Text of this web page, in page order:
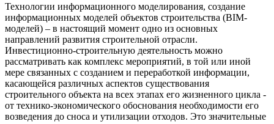
Технологии информационного моделирования, создание
информационных моделей объектов строительства (BIM-
моделей) – в настоящий момент одно из основных
направлений развития строительной отрасли.
Инвестиционно-строительную деятельность можно
рассматривать как комплекс мероприятий, в той или иной
мере связанных с созданием и переработкой информации,
касающейся различных аспектов существования
строительного объекта на всех этапах его жизненного цикла -
от технико-экономического обоснования необходимости его
возведения до сноса и утилизации отходов. Это значительные